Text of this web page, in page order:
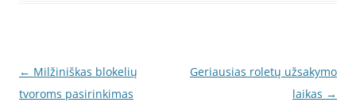
Post
navigation
← Milžiniškas blokelių
tvoroms pasirinkimas
Geriausias roletų užsakymo
laikas →